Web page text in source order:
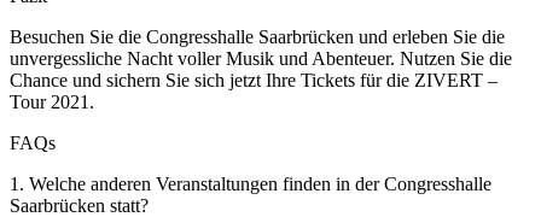
Besuchen Sie die Congresshalle Saarbrücken und erleben Sie die
unvergessliche Nacht voller Musik und Abenteuer. Nutzen Sie die
Chance und sichern Sie sich jetzt Ihre Tickets für die ZIVERT –
Tour 2021.
FAQs
1. Welche anderen Veranstaltungen finden in der Congresshalle
Saarbrücken statt?